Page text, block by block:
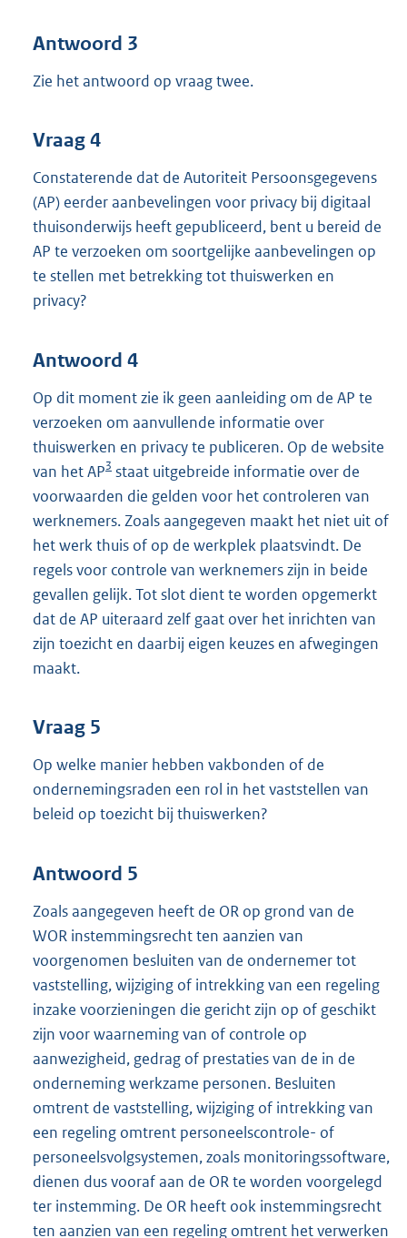
Antwoord 3
Zie het antwoord op vraag twee.
Vraag 4
Constaterende dat de Autoriteit Persoonsgegevens
(AP) eerder aanbevelingen voor privacy bij digitaal
thuisonderwijs heeft gepubliceerd, bent u bereid de
AP te verzoeken om soortgelijke aanbevelingen op
te stellen met betrekking tot thuiswerken en
privacy?
Antwoord 4
Op dit moment zie ik geen aanleiding om de AP te
verzoeken om aanvullende informatie over
thuiswerken en privacy te publiceren. Op de website
van het AP3 staat uitgebreide informatie over de
voorwaarden die gelden voor het controleren van
werknemers. Zoals aangegeven maakt het niet uit of
het werk thuis of op de werkplek plaatsvindt. De
regels voor controle van werknemers zijn in beide
gevallen gelijk. Tot slot dient te worden opgemerkt
dat de AP uiteraard zelf gaat over het inrichten van
zijn toezicht en daarbij eigen keuzes en afwegingen
maakt.
Vraag 5
Op welke manier hebben vakbonden of de
ondernemingsraden een rol in het vaststellen van
beleid op toezicht bij thuiswerken?
Antwoord 5
Zoals aangegeven heeft de OR op grond van de
WOR instemmingsrecht ten aanzien van
voorgenomen besluiten van de ondernemer tot
vaststelling, wijziging of intrekking van een regeling
inzake voorzieningen die gericht zijn op of geschikt
zijn voor waarneming van of controle op
aanwezigheid, gedrag of prestaties van de in de
onderneming werkzame personen. Besluiten
omtrent de vaststelling, wijziging of intrekking van
een regeling omtrent personeelscontrole- of
personeelsvolgsystemen, zoals monitoringssoftware,
dienen dus vooraf aan de OR te worden voorgelegd
ter instemming. De OR heeft ook instemmingsrecht
ten aanzien van een regeling omtrent het verwerken